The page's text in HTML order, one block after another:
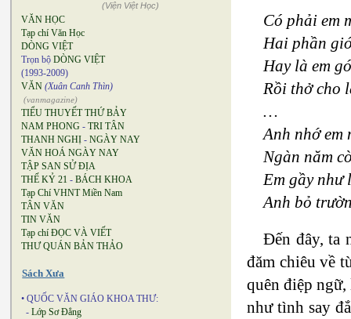
(Viện Việt Học)
VĂN HỌC
Tạp chí Văn Học
DÒNG VIỆT
Trọn bộ DÒNG VIỆT
(1993-2009)
VĂN (Xuân Canh Thìn)
(vanmagazine)
TIỂU THUYẾT THỨ BẢY
NAM PHONG - TRI TÂN
THANH NGHỊ - NGÀY NAY
VĂN HOÁ NGÀY NAY
TẬP SAN SỬ ĐỊA
THẾ KỶ 21 - BÁCH KHOA
Tạp Chí VHNT Miền Nam
TÂN VĂN
TIN VĂN
Tạp chí ĐỌC VÀ VIẾT
THƯ QUÁN BẢN THẢO
Sách Xưa
• QUỐC VĂN GIÁO KHOA THƯ:
- Lớp Sơ Đẳng
Có phải em
Hai phần
Hay là em
Rồi thở cho
…
Anh nhớ
Ngàn năm
Em gầy như
Anh bỏ
Đến đây, ta
đăm chiêu về
quên điệp
như tình say